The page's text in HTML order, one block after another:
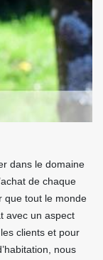
dans le domaine
de chaque
que tout le monde
avec un aspect
clients et pour
nous